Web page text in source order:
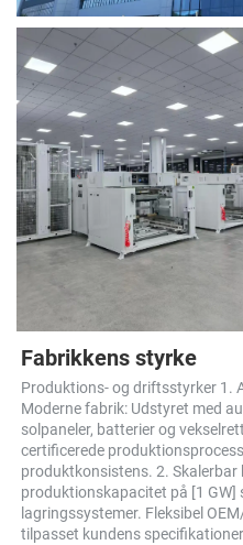
Fabrikkens styrke
Produktions- og driftsstyrker 1.
Moderne fabrik: Udstyret med
solpaneler, batterier og
certificerede
produktkonsistens. 2.
produktionskapacitet på [1 GW]
lagringssystemer. Fleksibel
tilpasset kundens